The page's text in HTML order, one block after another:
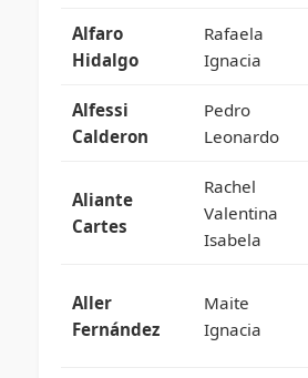
Alfaro
Hidalgo
Rafaela
Ignacia
Alfessi
Calderon
Pedro
Leonardo
Aliante
Cartes
Rachel
Valentina
Isabela
Aller
Fernández
Maite
Ignacia